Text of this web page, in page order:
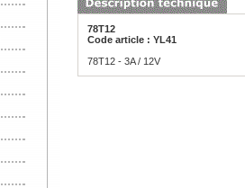
78T12
Code article : YL41
78T12 - 3A / 12V